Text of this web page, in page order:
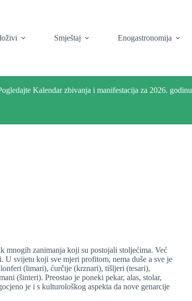
Smještaj Enogastronomija
Kalendar zbivanja i manifestacija za 2026. godinu
zanimanja koji su postojali stoljećima. Već
U svijetu koji sve mjeri profitom, nema duše a sve je
(limari), ćurčije (krznari), tišljeri (tesari),
(šinteri). Preostao je poneki pekar, alas, stolar,
je i s kulturološkog aspekta da nove genarcije